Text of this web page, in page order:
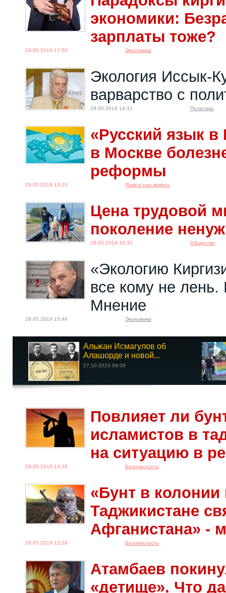
экономики:
зарплаты тоже?
29.05.2019 17:50 Экономика
Экология Иссык-
варварство с
29.05.2019 14:31 Политика
«Русский язык в
в Москве
реформы
29.05.2019 13:23 Язык и нац.вопрос
Цена трудовой
поколение
28.05.2019 16:32 Общество
«Экологию
все кому не
Мнение
28.05.2019 15:49 Экономика
Альжан Исмагулов об
Алашорде и новой...
27.10.2023 08:00
Повлияет ли
исламистов в
на ситуацию в
28.05.2019 14:26 Безопасность
«Бунт в колонии
Таджикистане
Афганистана» -
28.05.2019 12:18 Безопасность
Атамбаев
«детище». Что